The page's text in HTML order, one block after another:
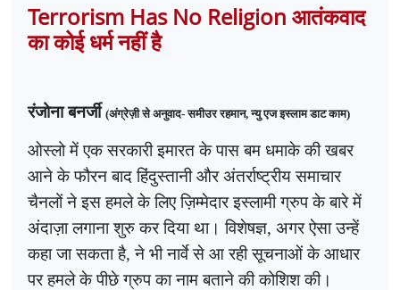
Terrorism Has No Religion आतंकवाद
का कोई धर्म नहीं है
रंजोना बनर्जी (अंग्रेज़ी से अनुवाद- समीउर रहमान, न्यु एज इस्लाम डाट काम)
ओस्लो में एक सरकारी इमारत के पास बम धमाके की खबर
आने के फौरन बाद हिंदुस्तानी और अंतर्राष्ट्रीय समाचार
चैनलों ने इस हमले के लिए ज़िम्मेदार इस्लामी ग्रुप के बारे में
अंदाज़ा लगाना शुरु कर दिया था। विशेषज्ञ, अगर ऐसा उन्हें
कहा जा सकता है, ने भी नार्वे से आ रही सूचनाओं के आधार
पर हमले के पीछे ग्रुप का नाम बताने की कोशिश की।